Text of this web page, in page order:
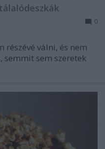
0
részévé válni, és nem
semmit sem szeretek